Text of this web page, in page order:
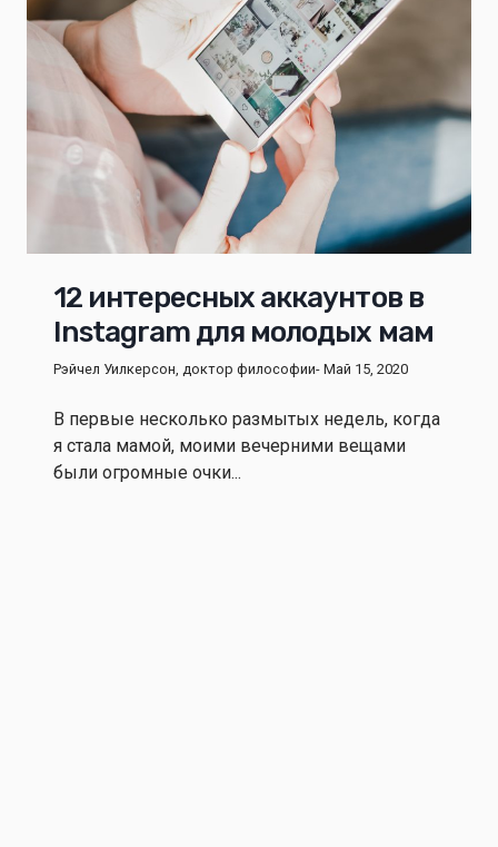
12 интересных аккаунтов в
Instagram для молодых мам
Рэйчел Уилкерсон, доктор философии- Май 15, 2020
В первые несколько размытых недель, когда
я стала мамой, моими вечерними вещами
были огромные очки...